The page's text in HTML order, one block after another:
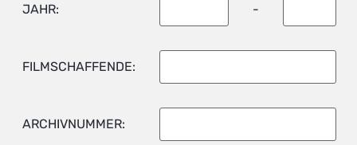
JAHR: -
FILMSCHAFFENDE:
ARCHIVNUMMER: